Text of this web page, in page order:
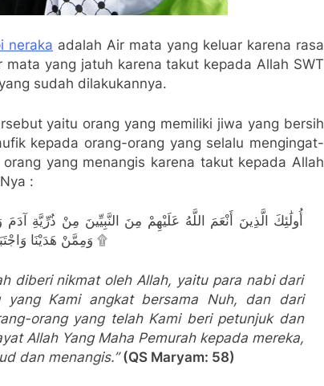
neraka adalah Air mata yang keluar karena rasa
yang jatuh karena takut kepada Allah SWT
sudah dilakukannya.
yaitu orang yang memiliki jiwa yang bersih
kepada orang-orang yang selalu mengingat-
yang menangis karena takut kepada Allah
:
أُولَٰئِكَ الَّذِينَ أَنْعَمَ اللَّهُ عَلَيْهِمْ مِنَ النَّبِيِّينَ مِنْ ذُرِّيَّةِ
وَمِمَّنْ هَدَيْنَا وَاجْتَبَيْنَا ۚ إِذَا تُتْلَىٰ عَلَيْهِمْ آيَاتُ الرَّحْمَٰنِ خَرُّوا سُجَّدًا وَبُكِيًّا ۩
diberi nikmat oleh Allah, yaitu para nabi dari
yang Kami angkat bersama Nuh, dan dari
orang yang telah Kami beri petunjuk dan
Allah Yang Maha Pemurah kepada mereka,
dan menangis.” (QS Maryam: 58)